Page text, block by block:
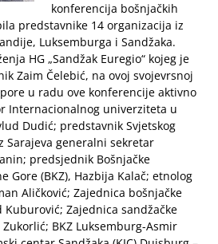
konferencija bošnjačkih
predstavnike 14 organizacija iz
Luksemburga i Sandžaka.
HG „Sandžak Euregio“ kojeg je
Zaim Čelebić, na ovoj svojevrsnoj
u radu ove konferencije aktivno
Internacionalnog univerziteta u
Dudić; predstavnik Svjetskog
Sarajeva generalni sekretar
predsjednik Bošnjačke
Gore (BKZ), Hazbija Kalač; etnolog
Aličković; Zajednica bošnjačke
Kuburović; Zajednica sandžačke
Zukorlić; BKZ Luksemburg-Asmir